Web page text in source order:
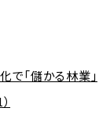
で「儲かる林業」